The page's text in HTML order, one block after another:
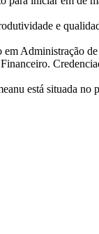
e
Administração
está situada no